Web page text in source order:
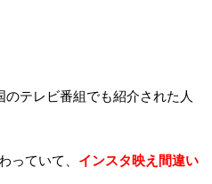
のテレビ番組でも紹介された人
っていて、 インスタ映え間違い